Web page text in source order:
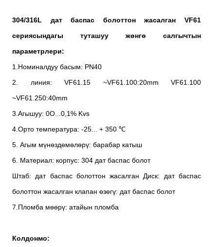
304/316L дат баспас болоттон жасалган VF61
сериясындагы туташуу жөнгө салгычтын
параметрлери:
1.Номиналдуу басым: PN40
2. линия: VF61.15 ~VF61.100:20mm VF61.100
~VF61.250:40mm
3.Агышуу: 0O...0,1% Kvs
4.Орто температура: -25... + 350 ℃
5. Агым мүнөздөмөлөрү: барабар катыш
6. Материал: корпус: 304 дат баспас болот
Штаб: дат баспас болоттон жасалган Диск: дат баспас
болоттон жасалган клапан өзөгү: дат баспас болот
7.Пломба мөөрү: атайын пломба
Колдонмо: